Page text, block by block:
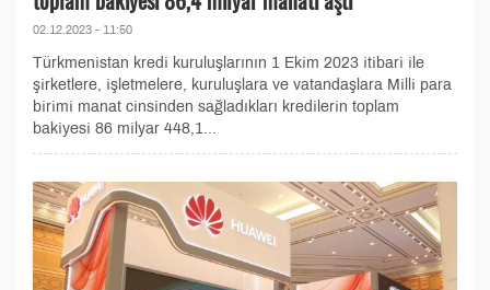
02.12.2023 - 11:50
Türkmenistan kredi kuruluşlarının 1 Ekim 2023 itibari ile
şirketlere, işletmelere, kuruluşlara ve vatandaşlara Milli para
birimi manat cinsinden sağladıkları kredilerin toplam
bakiyesi 86 milyar 448,1...